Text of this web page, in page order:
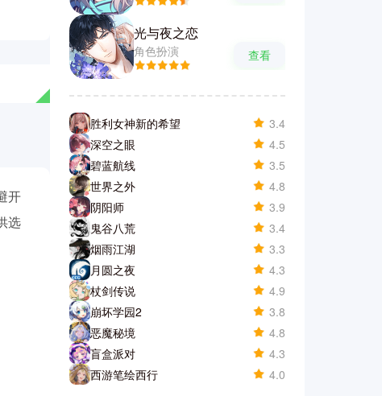
开
选
光与夜之恋
角色扮演 查看
胜利女神新的希望
3.4
深空之眼
4.5
碧蓝航线
3.5
世界之外
4.8
阴阳师
3.9
鬼谷八荒
3.4
烟雨江湖
3.3
月圆之夜
4.3
杖剑传说
4.9
崩坏学园2
3.8
恶魔秘境
4.8
盲盒派对
4.3
西游笔绘西行
4.0